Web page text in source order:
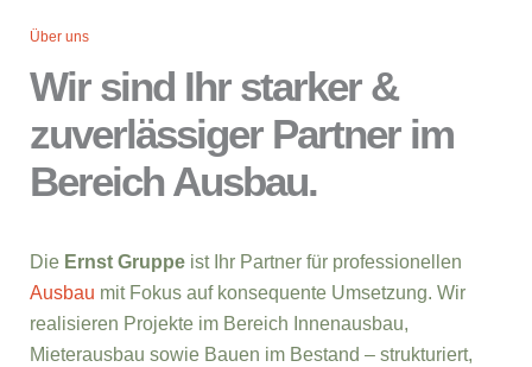
Über uns
Wir sind Ihr starker &
zuverlässiger Partner im
Bereich Ausbau.
Die Ernst Gruppe ist Ihr Partner für professionellen
Ausbau mit Fokus auf konsequente Umsetzung. Wir
realisieren Projekte im Bereich Innenausbau,
Mieterausbau sowie Bauen im Bestand – strukturiert,